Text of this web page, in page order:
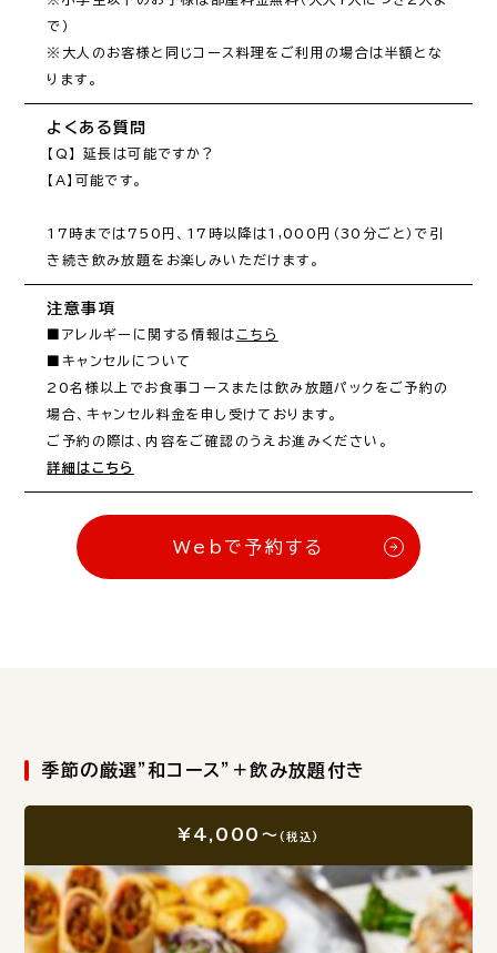
で）
※大人のお客様と同じコース料理をご利用の場合は半額とな
ります。
よくある質問
【Q】 延長は可能ですか？
【A】可能です。
17時までは750円、17時以降は1,000円（30分ごと）で引
き続き飲み放題をお楽しみいただけます。
注意事項
■アレルギーに関する情報は こちら
■キャンセルについて
20名様以上でお食事コースまたは飲み放題パックをご予約の
場合、キャンセル料金を申し受けております。
詳細はこちら
Webで予約する
季節の厳選”和コース”＋飲み放題付き
¥4,000～(税込)